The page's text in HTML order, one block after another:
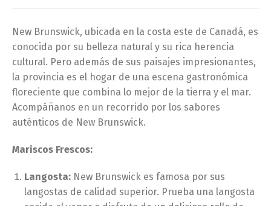
New Brunswick, ubicada en la costa este de Canadá, es
conocida por su belleza natural y su rica herencia
cultural. Pero además de sus paisajes impresionantes,
la provincia es el hogar de una escena gastronómica
floreciente que combina lo mejor de la tierra y el mar.
Acompáñanos en un recorrido por los sabores
auténticos de New Brunswick.
Mariscos Frescos:
Langosta: New Brunswick es famosa por sus
langostas de calidad superior. Prueba una langosta